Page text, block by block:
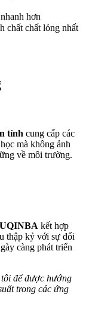
hơn
chất chất lỏng nhất
tính cung cấp các
mà không ảnh
về môi trường.
kết hợp
thập kỷ với sự đổi
càng phát triển
để được hướng
trong các ứng